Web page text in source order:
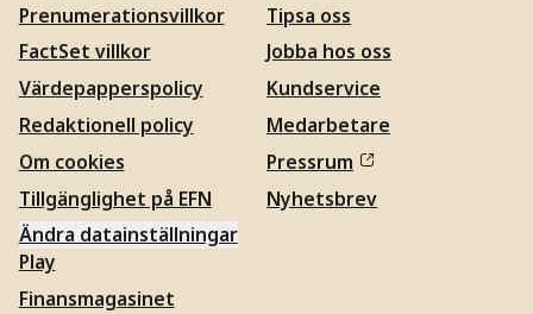
Prenumerationsvillkor
FactSet villkor
Värdepapperspolicy
Redaktionell policy
Om cookies
Tillgänglighet på EFN
Ändra datainställningar
Tipsa oss
Jobba hos oss
Kundservice
Medarbetare
Pressrum
Nyhetsbrev
Play
Finansmagasinet